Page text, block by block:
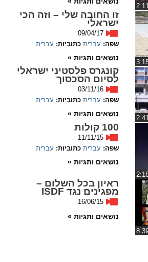
זו החובה שלי – וזה הכי
ישראלי
09/04/17
שפה: עברית כתוביות: עברית
נושאים ותגיות »
קונגרס פלסטיני ישראלי
לסיום הסכסוך
03/11/16
שפה: עברית כתוביות: עברית
נושאים ותגיות »
100 קולות
11/11/15
שפה: עברית כתוביות: עברית
נושאים ותגיות »
ראיון בכל השלום –
מפגינים נגד ISDF
16/06/15
נושאים ותגיות »